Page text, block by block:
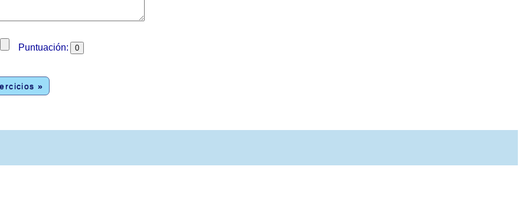
Puntuación:
»